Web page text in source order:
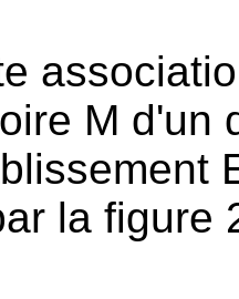
M d'un
la figure